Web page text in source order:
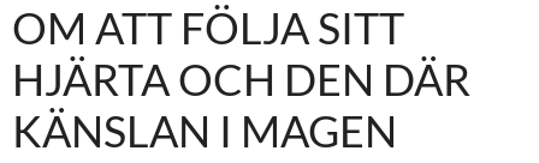
OM ATT FÖLJA SITT
HJÄRTA OCH DEN DÄR
KÄNSLAN I MAGEN